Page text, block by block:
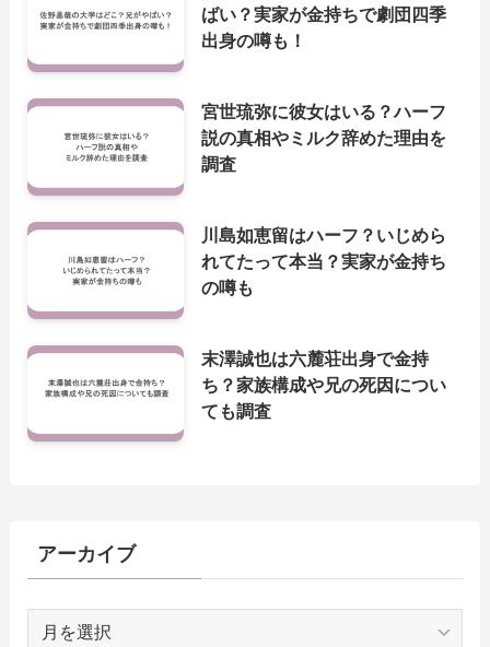
ばい？実家が金持ちで劇団四季
出身の噂も！
宮世琉弥に彼女はいる？ハーフ
説の真相やミルク辞めた理由を
調査
川島如恵留はハーフ？いじめら
れてたって本当？実家が金持ち
の噂も
末澤誠也は六麓荘出身で金持
ち？家族構成や兄の死因につい
ても調査
アーカイブ